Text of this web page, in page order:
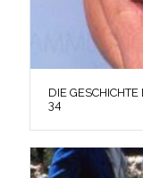
DIE
34